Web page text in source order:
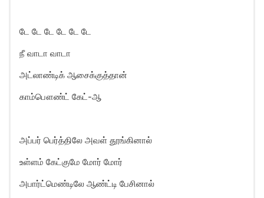
டே டே டே டே டே டே
நீ வாடா வாடா
அட்லாண்டிக் ஆசைக்குத்தான்
காம்பௌண்ட் கேட்-ஆ
அப்பர் பெர்த்திலே அவள் தூங்கினால்
உள்ளம் கேட்குமே மோர் மோர்
அபார்ட்மெண்டிலே ஆண்ட்டி பேசினால்